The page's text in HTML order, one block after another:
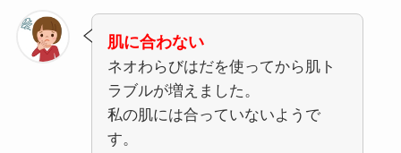
肌に合わない
ネオわらびはだを使ってから肌ト
ラブルが増えました。
私の肌には合っていないようで
す。